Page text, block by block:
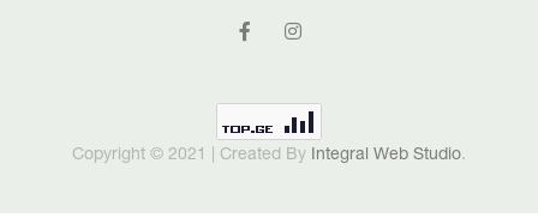
Copyright © 2021 | Created By Integral Web Studio.